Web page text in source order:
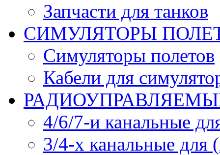
Запчасти для танков
СИМУЛЯТОРЫ
Симуляторы полетов
Кабели для
4/6/7-и канальные
3/4-х канальные